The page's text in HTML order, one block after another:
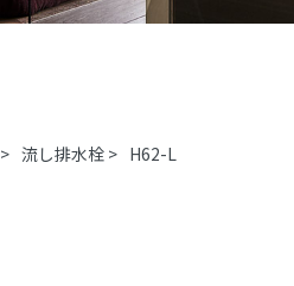
> 流し排水栓 > H62-L